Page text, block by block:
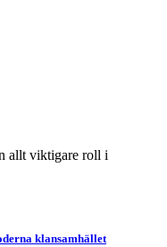
allt viktigare roll i
klansamhället